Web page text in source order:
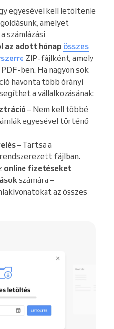
egyesével kell letöltenie
amelyet
számlázási
az adott hónap összes
ZIP-fájlként, amely
ben. Ha nagyon sok
havonta több órányi
a vállalkozásának:
– Nem kell többé
egyesével történő
– Tartsa a
fájlban.
online fizetéseket
számára –
az összes